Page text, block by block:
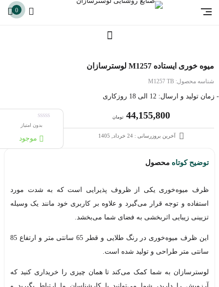
0
میوه خوری ایستاده M1257 لوسترسازان
شناسه محصول: M1257 TB
- زمان تولید و ارسال: 12 الی 18 روزکاری
44,155,800 تومان
آخرین بروزرسانی : 24 خرداد, 1405
بدون امتیاز
موجود
توضیح کوتاه محصول
ظرف میوه‌خوری یکی از ظروف پذیرایی است که به شدت مورد
استفاده و توجه قرار می‌گیرد و علاوه بر کاربری خود مانند یک وسیله
تزیینی زیبایی اثربخشی به فضای شما می‌بخشد.
این ظرف میوه‌خوری در رنگ طلایی و قطر 65 سانتی متر و ارتفاع 85
سانتی متر طراحی و تولید شده است.
لوسترسازان به شما کمک می‌کند تا همان چیزی را خریداری کنید که